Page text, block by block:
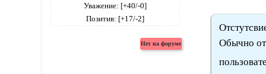
Уважение: [+40/-0]
Позитив: [+17/-2]
Обычно